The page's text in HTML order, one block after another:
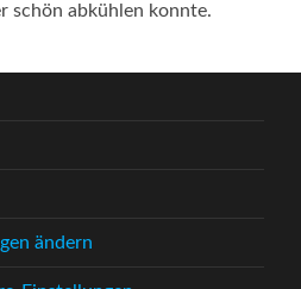
schön abkühlen konnte.
ändern